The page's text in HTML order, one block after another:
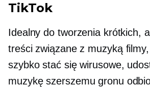
TikTok
Idealny do tworzenia krótkich,
treści związane z muzykąfilmy,
szybko stać się wirusowe,
muzykę szerszemu gronu